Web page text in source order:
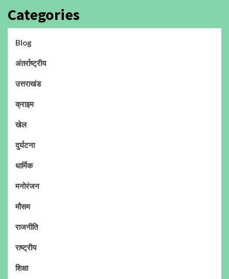
Categories
Blog
अंतर्राष्ट्रीय
उत्तराखंड
क्राइम
खेल
दुर्घटना
धार्मिक
मनोरंजन
मौसम
राजनीति
राष्ट्रीय
शिक्षा